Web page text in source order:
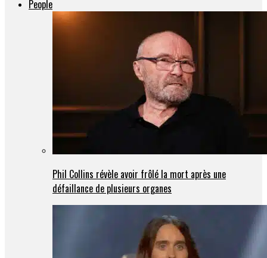
People
Phil Collins révèle avoir frôlé la mort après une
défaillance de plusieurs organes